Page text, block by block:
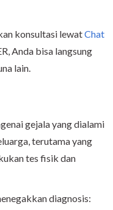
konsultasi lewatChat
Anda bisa langsung
lain.
gejala yang dialami
terutama yang
tes fisik dan
diagnosis: